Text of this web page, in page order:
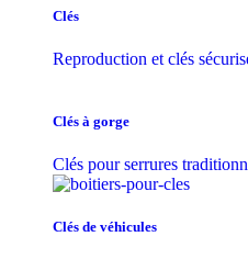
Clés
Reproduction et clés
Clés à gorge
Clés pour serrures
Clés de véhicules